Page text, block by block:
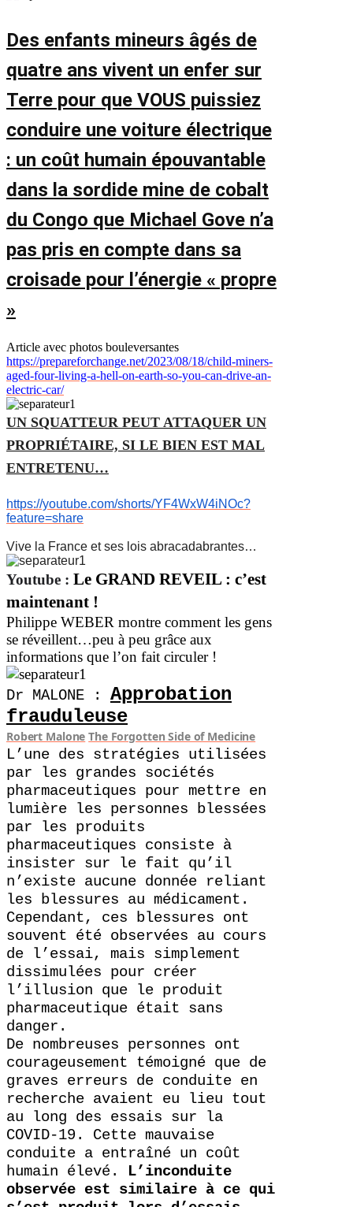
Des enfants mineurs âgés de
quatre ans vivent un enfer sur
Terre pour que VOUS puissiez
conduire une voiture électrique
: un coût humain épouvantable
dans la sordide mine de cobalt
du Congo que Michael Gove n’a
pas pris en compte dans sa
croisade pour l’énergie « propre
»
Article avec photos bouleversantes
https://prepareforchange.net/2023/08/18/child-miners-
aged-four-living-a-hell-on-earth-so-you-can-drive-an-
electric-car/
UN SQUATTEUR PEUT ATTAQUER UN
PROPRIÉTAIRE, SI LE BIEN EST MAL
ENTRETENU…
https://youtube.com/shorts/YF4WxW4iNOc?
feature=share
Vive la France et ses lois abracadabrantes…
Youtube : Le GRAND REVEIL : c’est
maintenant !
Philippe WEBER montre comment les gens
se réveillent…peu à peu grâce aux
informations que l’on fait circuler !
Dr MALONE : Approbation
frauduleuse
Robert Malone The Forgotten Side of Medicine
L’une des stratégies utilisées
par les grandes sociétés
pharmaceutiques pour mettre en
lumière les personnes blessées
par les produits
pharmaceutiques consiste à
insister sur le fait qu’il
n’existe aucune donnée reliant
les blessures au médicament.
Cependant, ces blessures ont
souvent été observées au cours
de l’essai, mais simplement
dissimulées pour créer
l’illusion que le produit
pharmaceutique était sans
danger.
De nombreuses personnes ont
courageusement témoigné que de
graves erreurs de conduite en
recherche avaient eu lieu tout
au long des essais sur la
COVID-19. Cette mauvaise
conduite a entraîné un coût
humain élevé. L’inconduite
observée est similaire à ce qui